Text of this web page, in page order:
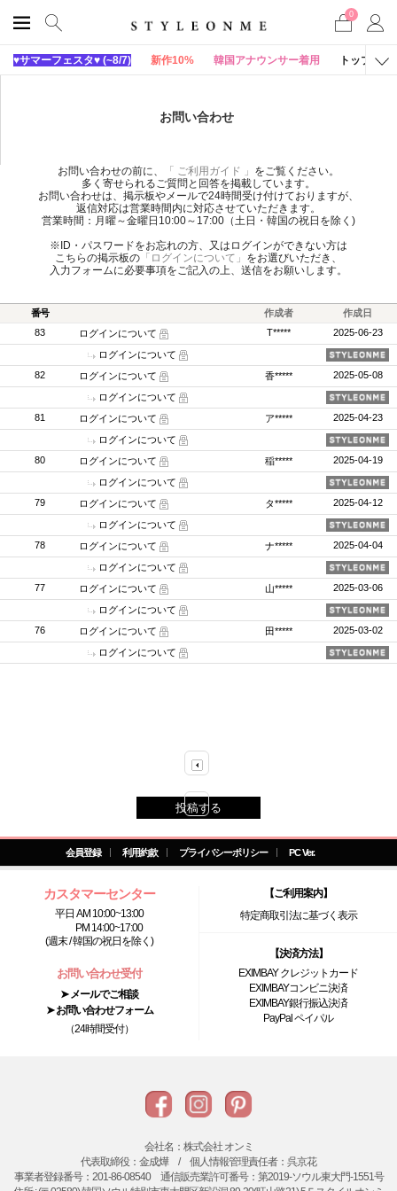
0
♥サマーフェスタ♥ (~8/7) 新作10% 韓国アナウンサー着用 トップス
お問い合わせ
お問い合わせの前に、 「 ご利用ガイド 」 をご覧ください。
多く寄せられるご質問と回答を掲載しています。
お問い合わせは、掲示板やメールで24時間受け付けておりますが、
返信対応は営業時間内に対応させていただきます。
営業時間：月曜～金曜日10:00～17:00（土日・韓国の祝日を除く)
※ID・パスワードをお忘れの方、又はログインができない方は
こちらの掲示板の 「ログインについて」 をお選びいただき、
入力フォームに必要事項をご記入の上、送信をお願いします。
番号 作成者
作成日
83
ログインについて T***** 2025-06-23
ログインについて
82
ログインについて 香***** 2025-05-08
ログインについて
81
ログインについて ア***** 2025-04-23
ログインについて
80
ログインについて 稲***** 2025-04-19
ログインについて
79
ログインについて タ***** 2025-04-12
ログインについて
78
ログインについて ナ***** 2025-04-04
ログインについて
77
ログインについて 山***** 2025-03-06
ログインについて
76
ログインについて 田***** 2025-03-02
ログインについて
1
投稿する
会員登録 利用約款 プライバシーポリシー PC Ver.
カスタマーセンター
平日 AM 10:00~13:00
PM 14:00~17:00
(週末 / 韓国の祝日を除く)
お問い合わせ受付
➤ メールでご相談
➤ お問い合わせフォーム
（24時間受付）
【ご利用案内】
特定商取引法に基づく表示
【決済方法】
EXIMBAY クレジットカード
EXIMBAYコンビニ決済
EXIMBAY銀行振込決済
PayPal ペイパル
会社名：株式会社 オンミ
代表取締役：金成燁 / 個人情報管理責任者：呉京花
事業者登録番号：201-86-08540 通信販売業許可番号：第2019-ソウル東大門-1551号